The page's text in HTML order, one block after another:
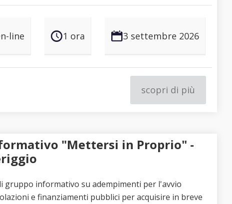
line 1 ora 3 settembre 2026
scopri di più
"Mettersi in Proprio" -
gruppo informativo su adempimenti per l'avvio
e finanziamenti pubblici per acquisire in breve